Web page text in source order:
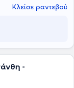
Κλείσε ραντεβού
-